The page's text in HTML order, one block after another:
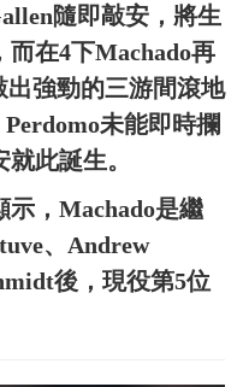
隨即敲安，將生
而在4下Machado再
出強勁的三游間滾地
未能即時攔
此誕生。
示，Machado是繼
、Andrew
後，現役第5位